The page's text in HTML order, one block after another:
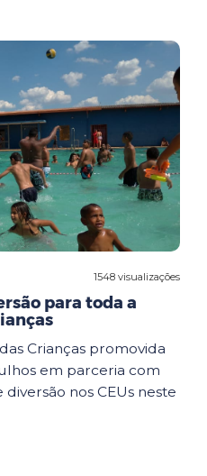
1548 visualizações
para toda a
Crianças promovida
em parceria com
nos CEUs neste